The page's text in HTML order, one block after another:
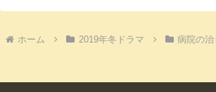
ホーム 2019年冬ドラマ 病院の治